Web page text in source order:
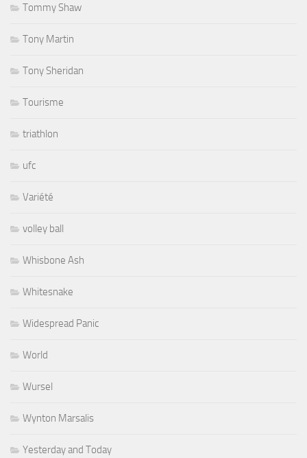
Tommy Shaw
Tony Martin
Tony Sheridan
Tourisme
triathlon
ufc
Variété
volley ball
Whisbone Ash
Whitesnake
Widespread Panic
World
Wursel
Wynton Marsalis
Yesterday and Today